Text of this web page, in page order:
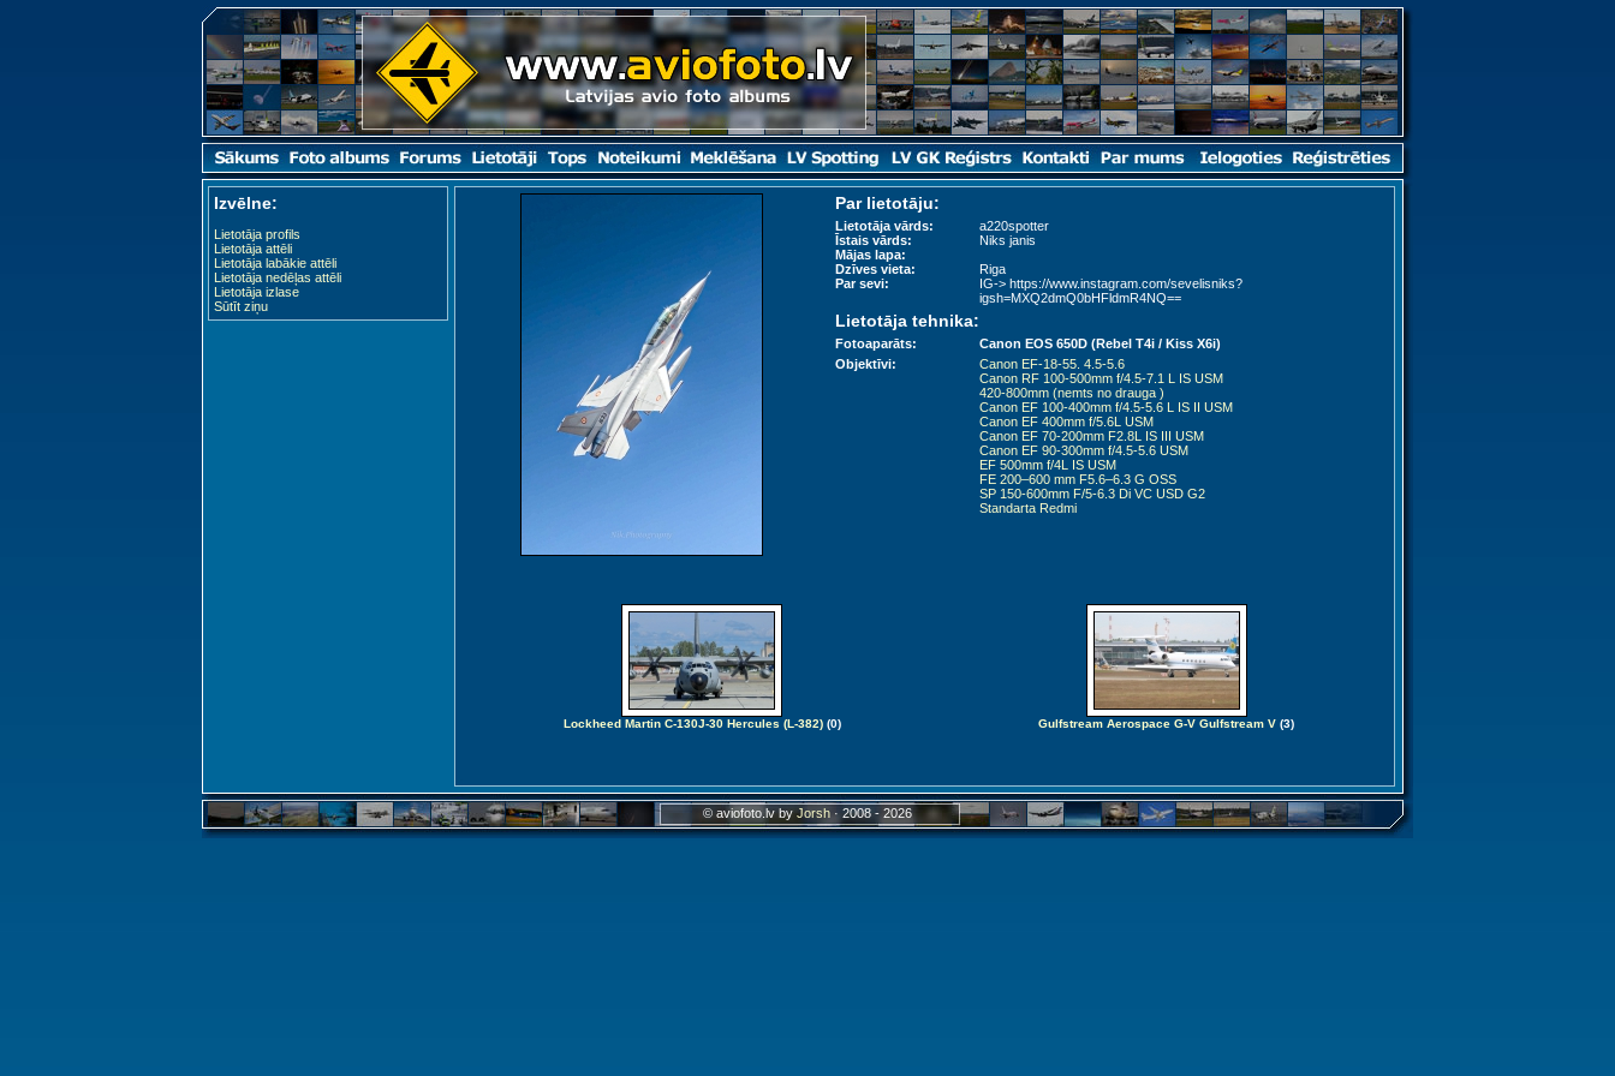
Izvēlne:
Lietotāja profils
Lietotāja attēli
Lietotāja labākie attēli
Lietotāja nedēļas attēli
Lietotāja izlase
Sūtīt ziņu
Par lietotāju:
Lietotāja vārds:
a220spotter
Īstais vārds:
Niks janis
Mājas lapa:
Dzīves vieta:
Riga
Par sevi:
IG-> https://www.instagram.com/sevelisniks?
igsh=MXQ2dmQ0bHFldmR4NQ==
Lietotāja tehnika:
Fotoaparāts:
Canon EOS 650D (Rebel T4i / Kiss X6i)
Objektīvi:
Canon EF-18-55. 4.5-5.6
Canon RF 100-500mm f/4.5-7.1 L IS USM
420-800mm (nemts no drauga )
Canon EF 100-400mm f/4.5-5.6 L IS II USM
Canon EF 400mm f/5.6L USM
Canon EF 70-200mm F2.8L IS III USM
Canon EF 90-300mm f/4.5-5.6 USM
EF 500mm f/4L IS USM
FE 200–600 mm F5.6–6.3 G OSS
SP 150-600mm F/5-6.3 Di VC USD G2
Standarta Redmi
Lockheed Martin C-130J-30 Hercules (L-382)(0) Gulfstream Aerospace G-V Gulfstream V (3)
© aviofoto.lv byJorsh · 2008 - 2026